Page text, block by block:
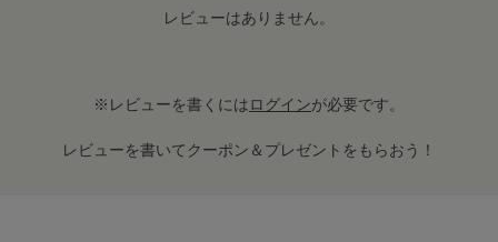
レビューはありません。
※レビューを書くにはログインが必要です。
レビューを書いてクーポン＆プレゼントをもらおう！